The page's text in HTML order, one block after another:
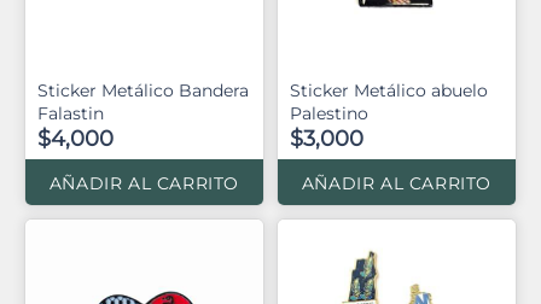
Sticker Metálico Bandera
Falastin
$4,000
AÑADIR AL CARRITO
Sticker Metálico abuelo
Palestino
$3,000
AÑADIR AL CARRITO